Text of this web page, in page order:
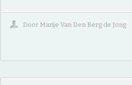
Door Marije Van Den Berg de Jong